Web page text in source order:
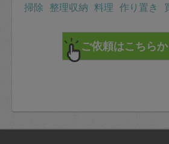
掃除 整理収納 料理 作り置き